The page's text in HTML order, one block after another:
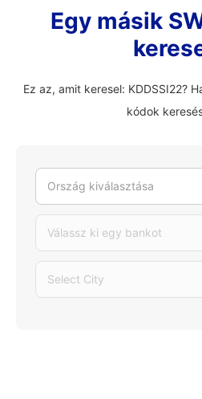
Egy másik
Ez az, amit keresel: KDDSSI22?
kódok
Ország kiválasztása
Válassz ki egy bankot
Select City